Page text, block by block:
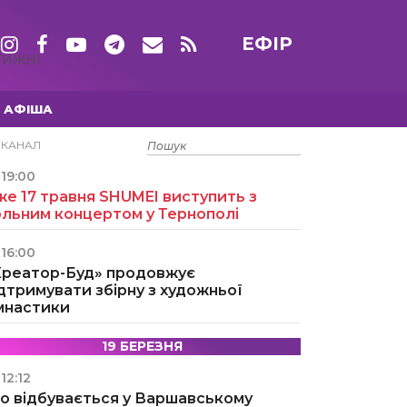
ЕФІР
АФІША
15 ТРАВНЯ
19:00
17 травня SHUMEI виступить з
концертом у Тернополі
16:00
Буд» продовжує
збірну з художньої
19 БЕРЕЗНЯ
12:12
відбувається у Варшавському